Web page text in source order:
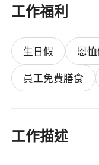
工作福利
生日假 恩
員工免費膳食
工作描述